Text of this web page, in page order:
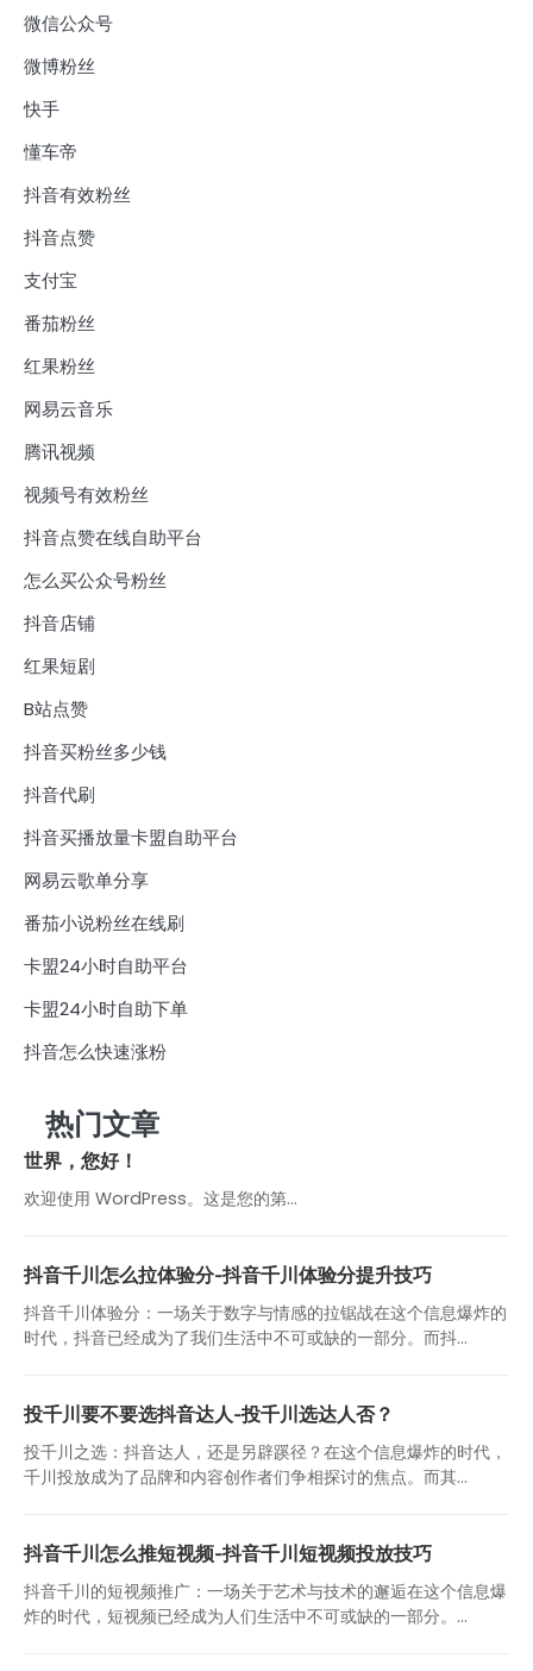
微信公众号
微博粉丝
快手
懂车帝
抖音有效粉丝
抖音点赞
支付宝
番茄粉丝
红果粉丝
网易云音乐
腾讯视频
视频号有效粉丝
抖音点赞在线自助平台
怎么买公众号粉丝
抖音店铺
红果短剧
B站点赞
抖音买粉丝多少钱
抖音代刷
抖音买播放量卡盟自助平台
网易云歌单分享
番茄小说粉丝在线刷
卡盟24小时自助平台
卡盟24小时自助下单
抖音怎么快速涨粉
热门文章
世界，您好！
欢迎使用 WordPress。这是您的第…
抖音千川怎么拉体验分-抖音千川体验分提升技巧
抖音千川体验分：一场关于数字与情感的拉锯战在这个信息爆炸的
时代，抖音已经成为了我们生活中不可或缺的一部分。而抖...
投千川要不要选抖音达人-投千川选达人否？
投千川之选：抖音达人，还是另辟蹊径？在这个信息爆炸的时代，
千川投放成为了品牌和内容创作者们争相探讨的焦点。而其...
抖音千川怎么推短视频-抖音千川短视频投放技巧
抖音千川的短视频推广：一场关于艺术与技术的邂逅在这个信息爆
炸的时代，短视频已经成为人们生活中不可或缺的一部分。...